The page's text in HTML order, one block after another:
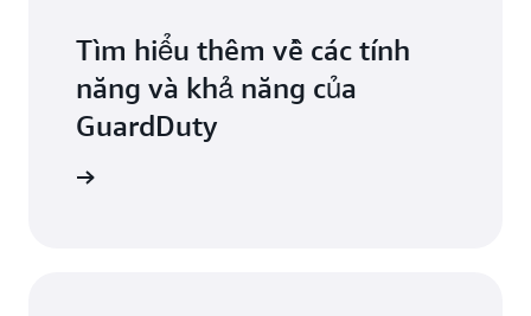
Tìm hiểu thêm về các tính
năng và khả năng của
GuardDuty